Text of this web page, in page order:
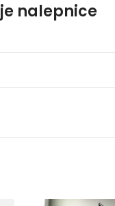
nalepnice